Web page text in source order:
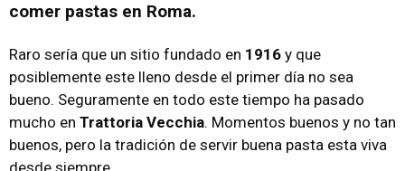
comer pastas en Roma.
Raro sería que un sitio fundado en 1916 y que
posiblemente este lleno desde el primer día no sea
bueno. Seguramente en todo este tiempo ha pasado
mucho en Trattoria Vecchia. Momentos buenos y no tan
buenos, pero la tradición de servir buena pasta esta viva